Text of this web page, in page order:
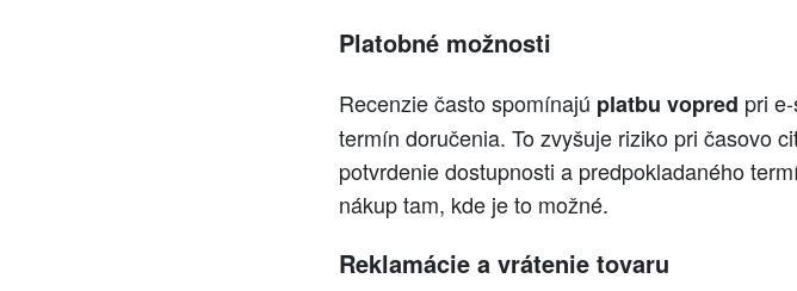
Platobné možnosti
Recenzie často spomínajú platbu vopred pri
termín doručenia. To zvyšuje riziko pri časovo
potvrdenie dostupnosti a predpokladaného
nákup tam, kde je to možné.
Reklamácie a vrátenie tovaru